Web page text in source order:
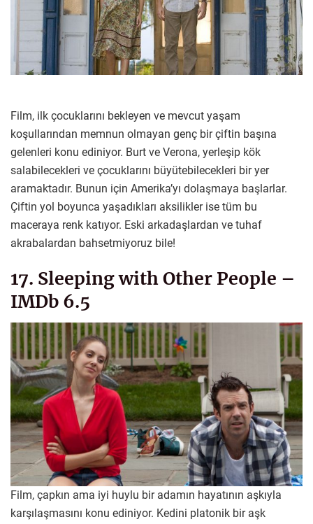
Film, ilk çocuklarını bekleyen ve mevcut yaşam
koşullarından memnun olmayan genç bir çiftin başına
gelenleri konu ediniyor. Burt ve Verona, yerleşip kök
salabilecekleri ve çocuklarını büyütebilecekleri bir yer
aramaktadır. Bunun için Amerika’yı dolaşmaya başlarlar.
Çiftin yol boyunca yaşadıkları aksilikler ise tüm bu
maceraya renk katıyor. Eski arkadaşlardan ve tuhaf
akrabalardan bahsetmiyoruz bile!
17. Sleeping with Other People –
IMDb 6.5
Film, çapkın ama iyi huylu bir adamın hayatının aşkıyla
karşılaşmasını konu ediniyor. Kedini platonik bir aşk